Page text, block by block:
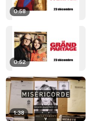
0:58
0:52
1:38